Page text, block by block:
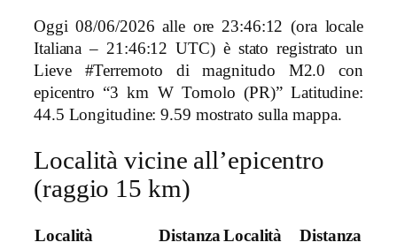
Oggi 08/06/2026 alle ore 23:46:12 (ora locale
Italiana – 21:46:12 UTC) è stato registrato un
Lieve #Terremoto di magnitudo M2.0 con
epicentro “3 km W Tornolo (PR)” Latitudine:
44.5 Longitudine: 9.59 mostrato sulla mappa.
Località vicine all’epicentro
(raggio 15 km)
Località DistanzaLocalità
Distanza